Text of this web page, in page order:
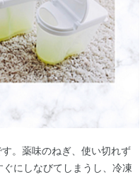
。薬味のねぎ、使い切れず
にしなびてしまうし、冷凍